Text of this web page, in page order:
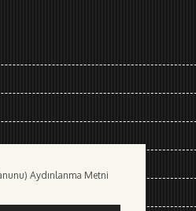
Aydınlanma Metni